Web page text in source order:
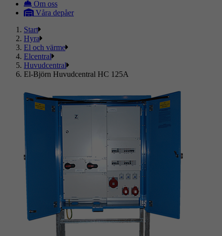
Om oss
Våra depåer
Start
Hyra
El och värme
Elcentral
Huvudcentral
El-Björn Huvudcentral HC 125A